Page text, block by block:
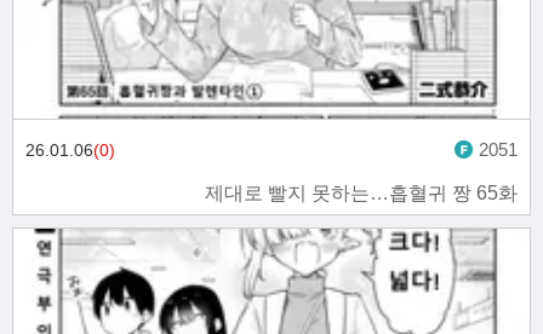
제대로 빨지 못하는…흡혈귀 짱 65화
26.01.06(0) 2051